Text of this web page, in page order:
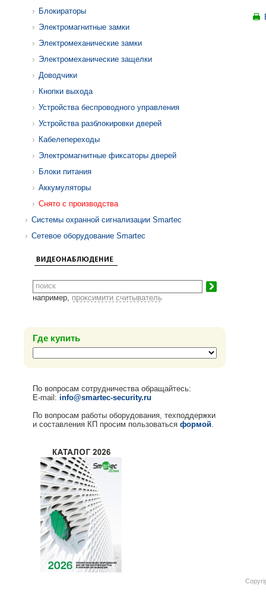
Блокираторы
Электромагнитные замки
Электромеханические замки
Электромеханические защелки
Доводчики
Кнопки выхода
Устройства беспроводного управления
Устройства разблокировки дверей
Кабелепереходы
Электромагнитные фиксаторы дверей
Блоки питания
Аккумуляторы
Снято с производства
Системы охранной сигнализации Smartec
Сетевое оборудование Smartec
например, проксимити считыватель
Где купить
По вопросам сотрудничества обращайтесь:
E-mail: info@smartec-security.ru
По вопросам работы оборудования, техподдержки
и составления КП просим пользоваться формой